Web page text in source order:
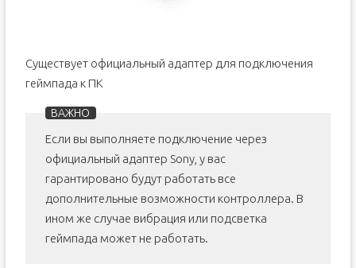
Существует официальный адаптер для подключения
геймпада к ПК
Если вы выполняете подключение через
официальный адаптер Sony, у вас
гарантировано будут работать все
дополнительные возможности контроллера. В
ином же случае вибрация или подсветка
геймпада может не работать.